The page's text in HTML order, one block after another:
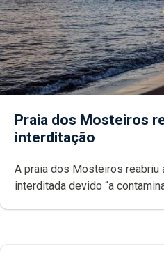
Praia dos Mosteiros
interditação
A praia dos Mosteiros reabriu a
interditada devido “a contaminação microbiológica”, pela